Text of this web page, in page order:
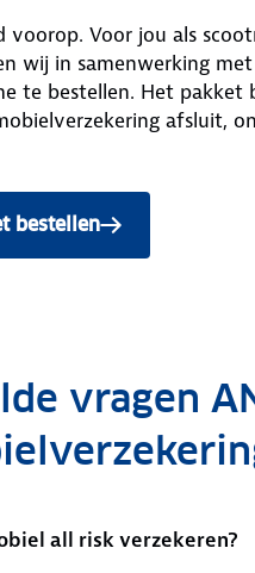
voorop. Voor jou als
wij in samenwerking
te bestellen. Het
afsluit,
bestellen
vragen
all risk verzekeren?